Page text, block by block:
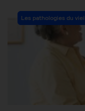
Post
Category:
Les pathologies du